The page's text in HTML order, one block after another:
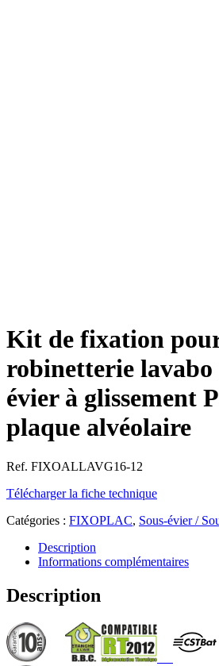
Kit de fixation
robinetterie lavabo
évier à glissement
plaque alvéolaire
Ref. FIXOALLAVG16-12
Télécharger la fiche technique
Catégories : FIXOPLAC, Sous-évier /
Description
Informations complémentaires
Description